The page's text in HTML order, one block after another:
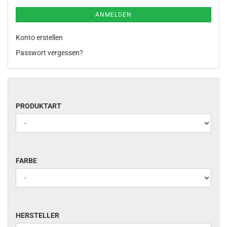
ANMELDEN
Konto erstellen
Passwort vergessen?
PRODUKTART
PRODUKTART
FARBE
FARBE
HERSTELLER
HERSTELLER